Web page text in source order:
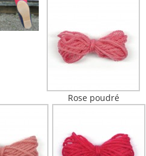
Rose poudré